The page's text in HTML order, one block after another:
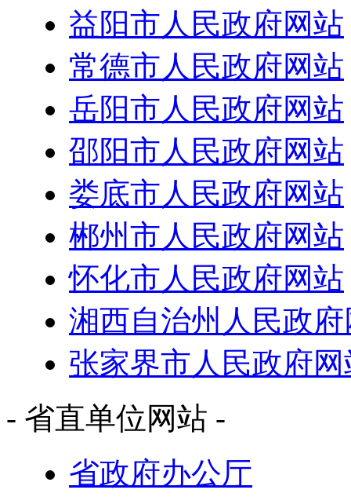
益阳市人民政府网站
常德市人民政府网站
岳阳市人民政府网站
邵阳市人民政府网站
娄底市人民政府网站
郴州市人民政府网站
怀化市人民政府网站
湘西自治州人民政
张家界市人民政府网
- 省直单位网站 -
省政府办公厅